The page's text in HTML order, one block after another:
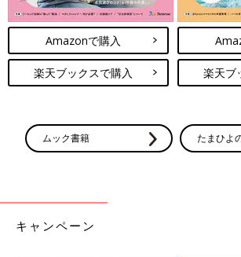
Amazonで購入
楽天ブックスで購入 楽天ブ
ムック書籍 たまひよ
キャンペーン